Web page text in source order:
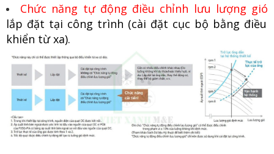
Chức năng tự động điều chỉnh lưu lượng gió
lắp đặt tại công trình (cài đặt cục bộ bằng điều
khiển từ xa).